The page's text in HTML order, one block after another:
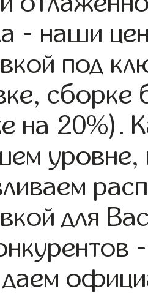
- наши
под
сборке
на 20%).
для